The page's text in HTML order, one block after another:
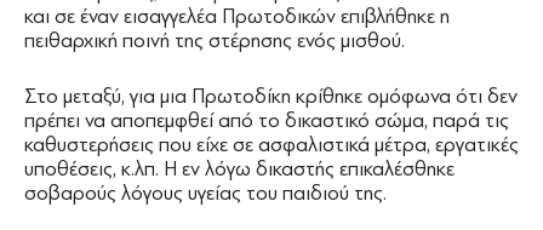
και σε έναν εισαγγελέα Πρωτοδικών επιβλήθηκε η
πειθαρχική ποινή της στέρησης ενός μισθού.
Στο μεταξύ, για μια Πρωτοδίκη κρίθηκε ομόφωνα ότι δεν
πρέπει να αποπεμφθεί από το δικαστικό σώμα, παρά τις
καθυστερήσεις που είχε σε ασφαλιστικά μέτρα, εργατικές
υποθέσεις, κ.λπ. Η εν λόγω δικαστής επικαλέσθηκε
σοβαρούς λόγους υγείας του παιδιού της.